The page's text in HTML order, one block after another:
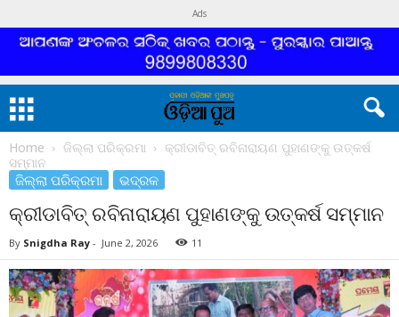
Ads
Home ଜିଲ୍ଲା ପରିକ୍ରମା
କ୍ରୀଡାବିତ୍ ରବିନାରାୟଣ ପୁହାଣଙ୍କୁ ଉତ୍କର୍ଷ
ସମ୍ମାନ
ଜିଲ୍ଲା ପରିକ୍ରମା ଭଦ୍ରକ
କ୍ରୀଡାବିତ୍ ରବିନାରାୟଣ ପୁହାଣଙ୍କୁ ଉତ୍କର୍ଷ ସମ୍ମାନ
By Snigdha Ray - June 2, 2026 11